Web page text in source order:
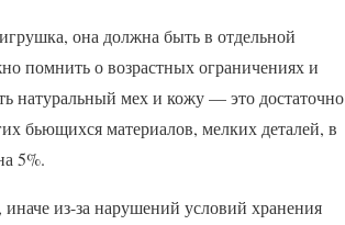
она должна быть в отдельной
помнить о возрастных ограничениях и
натуральный мех и кожу — это достаточно
бьющихся материалов, мелких деталей, в
5%.
из-за нарушений условий хранения